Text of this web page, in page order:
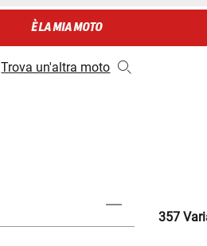
È LA MIA MOTO
Trova un'altra moto
357